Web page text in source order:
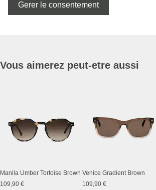
Gerer le consentement
Vous aimerez peut-etre aussi
Manila Umber Tortoise Brown
109,90 €
Venice Gradient Brown
109,90 €